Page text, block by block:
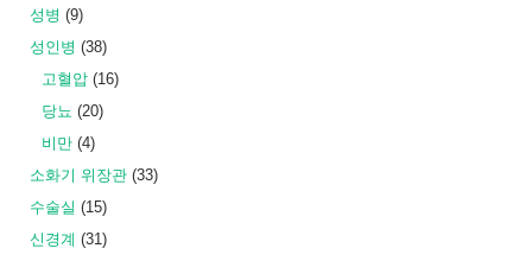
성병 (9)
성인병 (38)
고혈압 (16)
당뇨 (20)
비만 (4)
소화기 위장관 (33)
수술실 (15)
신경계 (31)